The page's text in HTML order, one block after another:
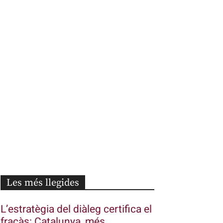
Les més llegides
L’estratègia del diàleg certifica el